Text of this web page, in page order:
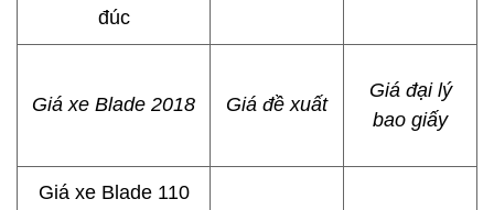
đúc
Giá xe Blade 2018 Giá đề xuất
Giá đại lý
bao giấy
Giá xe Blade 110